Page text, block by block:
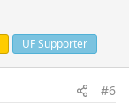
UF Supporter
#6